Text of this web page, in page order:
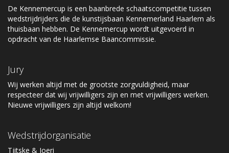
De Kennemercup is een baanbrede schaatscompetitie tussen
wedstrijdrijders die de kunstijsbaan Kennemerland Haarlem als
thuisbaan hebben. De Kennemercup wordt uitgevoerd in
opdracht van de Haarlemse Baancommissie.
Jury
Wij werken altijd met de grootste zorgvuldigheid, maar
respecteer dat wij vrijwilligers zijn en met vrijwilligers werken.
Nieuwe vrijwilligers zijn altijd welkom!
Wedstrijdorganisatie
Tjitske & Joeri